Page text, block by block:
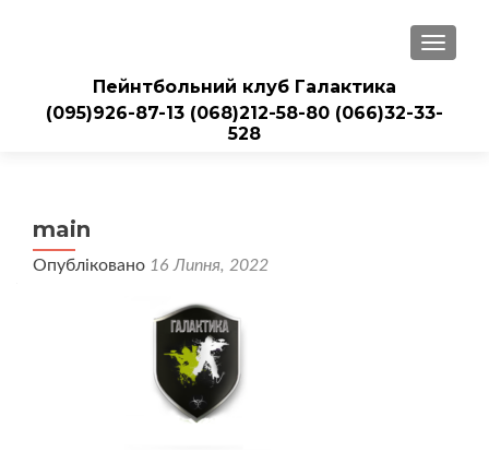
Пейнтбольний клуб Галактика
(095)926-87-13 (068)212-58-80 (066)32-33-
528
main
Опубліковано 16 Липня, 2022